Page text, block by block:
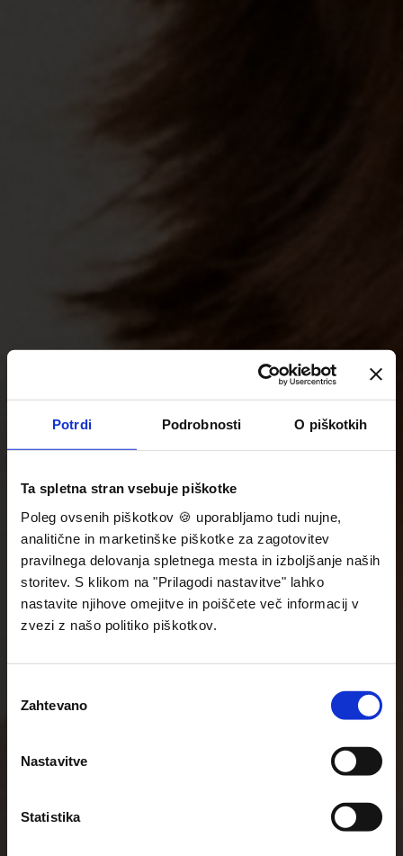
Potrdi Podrobnosti O piškotkih
Ta spletna stran vsebuje piškotke
Poleg ovsenih piškotkov 🍪 uporabljamo tudi nujne,
analitične in marketinške piškotke za zagotovitev
pravilnega delovanja spletnega mesta in izboljšanje naših
storitev. S klikom na "Prilagodi nastavitve" lahko
nastavite njihove omejitve in poiščete več informacij v
zvezi z našo politiko piškotkov.
soglasja
Zahtevano
Nastavitve
Statistika